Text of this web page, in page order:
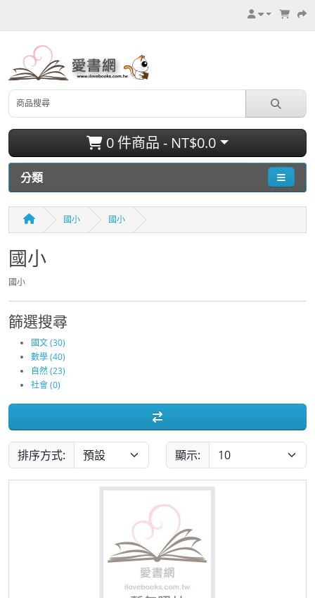
0 件商品 - NT$0.0
分類
國小 國小
國小
國小
篩選搜尋
國文 (30)
數學 (40)
自然 (23)
社會 (0)
排序方式: 顯示: